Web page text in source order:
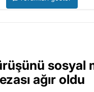
sosyal
ağır oldu